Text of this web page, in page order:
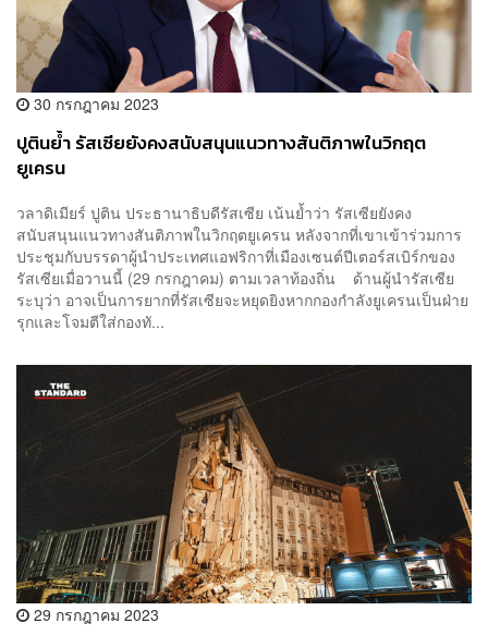
30 กรกฎาคม 2023
ปูตินย้ำ รัสเซียยังคงสนับสนุนแนวทางสันติภาพในวิกฤต
ยูเครน
วลาดิเมียร์ ปูติน ประธานาธิบดีรัสเซีย เน้นย้ำว่า รัสเซียยังคง
สนับสนุนแนวทางสันติภาพในวิกฤตยูเครน หลังจากที่เขาเข้าร่วมการ
ประชุมกับบรรดาผู้นำประเทศแอฟริกาที่เมืองเซนต์ปีเตอร์สเบิร์กของ
รัสเซียเมื่อวานนี้ (29 กรกฎาคม) ตามเวลาท้องถิ่น ด้านผู้นำรัสเซีย
ระบุว่า อาจเป็นการยากที่รัสเซียจะหยุดยิงหากกองกำลังยูเครนเป็นฝ่าย
รุกและโจมตีใส่กองทั...
29 กรกฎาคม 2023